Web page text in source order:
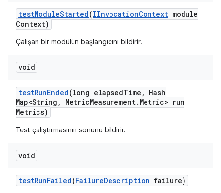
testModuleStarted(IInvocationContext module
Context)
Çalışan bir modülün başlangıcını bildirir.
void
testRunEnded(long elapsedTime ,
Hash
Map<String , MetricMeasurement. Metric> run
Metrics)
Test çalıştırmasının sonunu bildirir.
void
testRunFailed(FailureDescription failure)